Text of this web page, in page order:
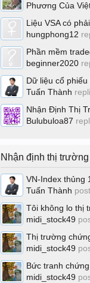
Phương Của
Liệu VSA có
hungphong12
Phần mềm
beginner2020
Dữ liệu cổ phiếu
Tuấn Thành
Nhận Định Thị
Bulubuloa87
Nhận định thị
VN-Index thủng
Tuấn Thành
Tôi không lo thị
midi_stock49
Thị trường
midi_stock49
Bức tranh chứng
midi_stock49